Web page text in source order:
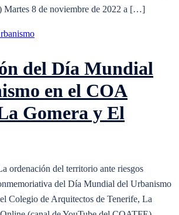
Martes 8 de noviembre de 2022 a […]
del Día Mundial
en el COA
Gomera y El
ordenación del territorio ante riesgos
del Día Mundial del Urbanismo
Colegio de Arquitectos de Tenerife, La